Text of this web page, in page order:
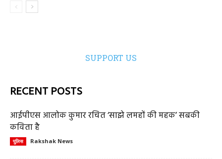
SUPPORT US
RECENT POSTS
आईपीएस आलोक कुमार रचित ‘साझे लमहों की महक’ सबकी
कविता है
पुलिस Rakshak News